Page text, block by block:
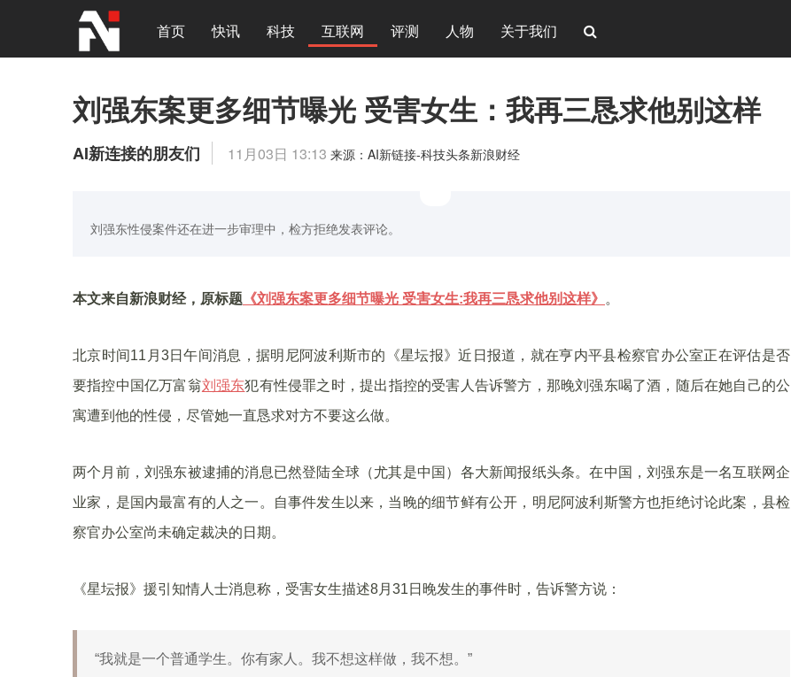
首页 快讯 科技 互联网 评测 人物 关于我们
刘强东案更多细节曝光 受害女生：我再三恳求他别这样
AI新连接的朋友们 11月03日 13:13 来源：AI新链接-科技头条新浪财经
刘强东性侵案件还在进一步审理中，检方拒绝发表评论。
本文来自新浪财经，原标题 《刘强东案更多细节曝光 受害女生:我再三恳求他别这样》 。
北京时间11月3日午间消息，据明尼阿波利斯市的《星坛报》近日报道，就在亨内平县检察官办公室正在评估是否
要指控中国亿万富翁刘强东犯有性侵罪之时，提出指控的受害人告诉警方，那晚刘强东喝了酒，随后在她自己的公
寓遭到他的性侵，尽管她一直恳求对方不要这么做。
两个月前，刘强东被逮捕的消息已然登陆全球（尤其是中国）各大新闻报纸头条。在中国，刘强东是一名互联网企
业家，是国内最富有的人之一。自事件发生以来，当晚的细节鲜有公开，明尼阿波利斯警方也拒绝讨论此案，县检
察官办公室尚未确定裁决的日期。
《星坛报》援引知情人士消息称，受害女生描述8月31日晚发生的事件时，告诉警方说：
“我就是一个普通学生。你有家人。我不想这样做，我不想。”